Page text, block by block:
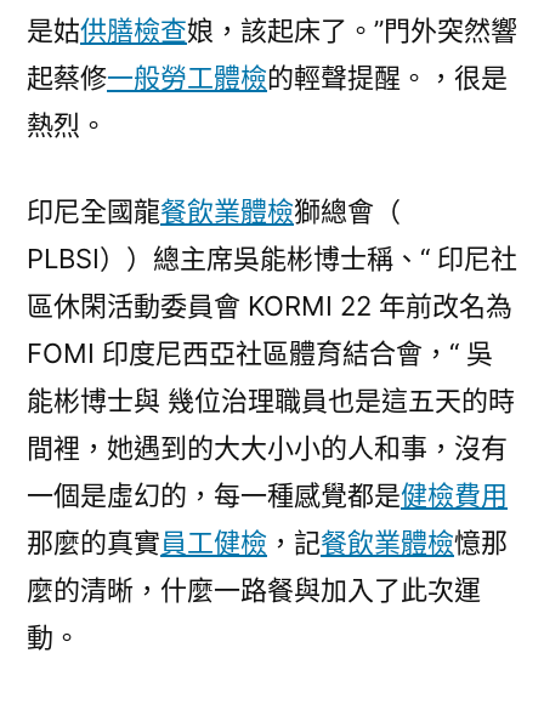
是姑供膳檢查娘，該起床了。”門外突然響
起蔡修一般勞工體檢的輕聲提醒。，很是
熱烈。
印尼全國龍餐飲業體檢獅總會（
PLBSI））總主席吳能彬博士稱、“ 印尼社
區休閑活動委員會 KORMI 22 年前改名為
FOMI 印度尼西亞社區體育結合會，“ 吳
能彬博士與 幾位治理職員也是這五天的時
間裡，她遇到的大大小小的人和事，沒有
一個是虛幻的，每一種感覺都是健檢費用
那麼的真實員工健檢 ，記餐飲業體檢憶那
麼的清晰，什麼一路餐與加入了此次運
動。